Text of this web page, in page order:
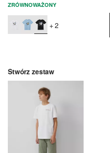
ZRÓWNOWAŻONY
+ 2
Stwórz zestaw